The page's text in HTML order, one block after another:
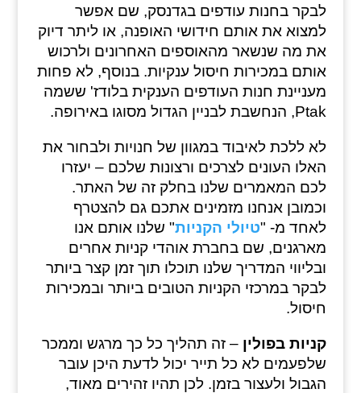
לבקר בחנות עודפים בגדנסק, שם אפשר
למצוא את אותם חידושי האופנה, או ליתר דיוק
את מה שנשאר מהאוספים האחרונים ולרכוש
אותם במכירות חיסול ענקיות. בנוסף, לא פחות
מעניינת חנות העודפים הענקית בלודז' ששמה
Ptak, הנחשבת לבניין הגדול מסוגו באירופה.
לא ללכת לאיבוד במגוון של חנויות ולבחור את
האלו העונים לצרכים ורצונות שלכם – יעזרו
לכם המאמרים שלנו בחלק זה של האתר.
וכמובן אנחנו מזמינים אתכם גם להצטרף
לאחד מ- "טיולי הקניות" שלנו אותם אנו
מארגנים, שם בחברת אוהדי קניות אחרים
ובליווי המדריך שלנו תוכלו תוך זמן קצר ביותר
לבקר במרכזי הקניות הטובים ביותר ובמכירות
חיסול.
קניות בפולין – זה תהליך כל כך מרגש וממכר
שלפעמים לא כל תייר יכול לדעת היכן עובר
הגבול ולעצור בזמן. לכן תהיו זהירים מאוד,